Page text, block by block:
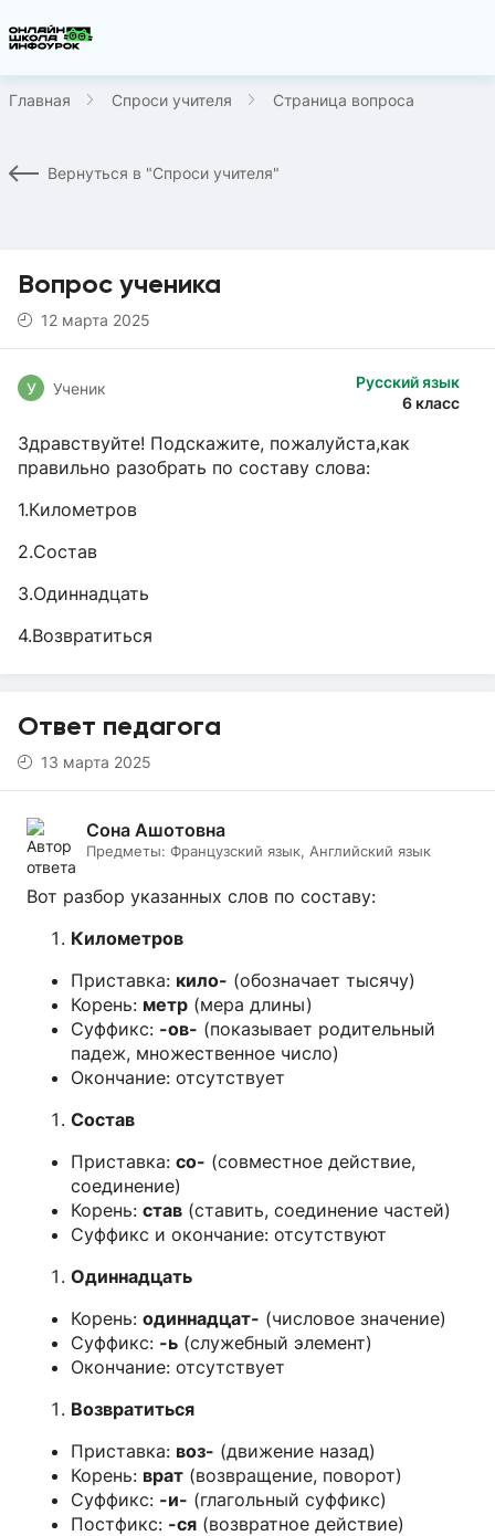
Главная Спроси учителя Страница вопроса
Вернуться в "Спроси учителя"
Вопрос ученика
12 марта 2025
Русский язык
6 класс
У Ученик
Здравствуйте! Подскажите, пожалуйста,как
правильно разобрать по составу слова:
1.Километров
2.Состав
3.Одиннадцать
4.Возвратиться
Ответ педагога
13 марта 2025
Сона Ашотовна
Предметы: Французский язык, Английский язык
Вот разбор указанных слов по составу:
Километров
Приставка: кило- (обозначает тысячу)
Корень: метр (мера длины)
Суффикс: -ов- (показывает родительный
падеж, множественное число)
Окончание: отсутствует
Состав
Приставка: со- (совместное действие,
соединение)
Корень: став (ставить, соединение частей)
Суффикс и окончание: отсутствуют
Одиннадцать
Корень: одиннадцат- (числовое значение)
Суффикс: -ь (служебный элемент)
Окончание: отсутствует
Возвратиться
Приставка: воз- (движение назад)
Корень: врат (возвращение, поворот)
Суффикс: -и- (глагольный суффикс)
Постфикс: -ся (возвратное действие)